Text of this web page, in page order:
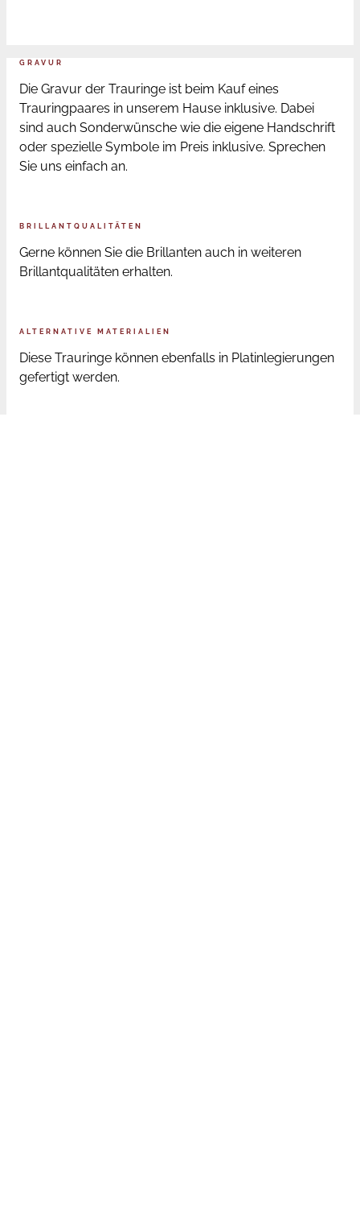
GRAVUR
Die Gravur der Trauringe ist beim Kauf eines
Trauringpaares in unserem Hause inklusive. Dabei
sind auch Sonderwünsche wie die eigene Handschrift
oder spezielle Symbole im Preis inklusive. Sprechen
Sie uns einfach an.
BRILLANTQUALITÄTEN
Gerne können Sie die Brillanten auch in weiteren
Brillantqualitäten erhalten.
ALTERNATIVE MATERIALIEN
Diese Trauringe können ebenfalls in Platinlegierungen
gefertigt werden.